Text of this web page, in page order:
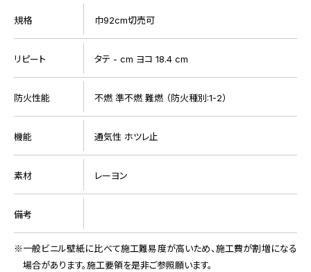
規格 巾92cm切売可
リピート タテ - cm ヨコ 18.4 cm
防火性能 不燃 準不燃 難燃 （防火種別:1-2）
機能 通気性 ホツレ止
素材 レーヨン
備考
一般ビニル壁紙に比べて施工難易度が高いため、施工費が割増になる
場合があります。施工要領を是非ご参照願います。